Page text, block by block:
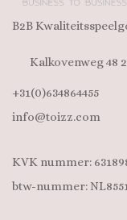
B2B
Kalkovenweg 48
+31(0)634864455
info@toizz.com
KVK nummer:
btw-nummer: